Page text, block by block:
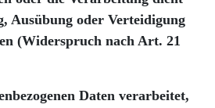
Ausübung oder Verteidigung
(Widerspruch nach Art. 21
Daten verarbeitet,